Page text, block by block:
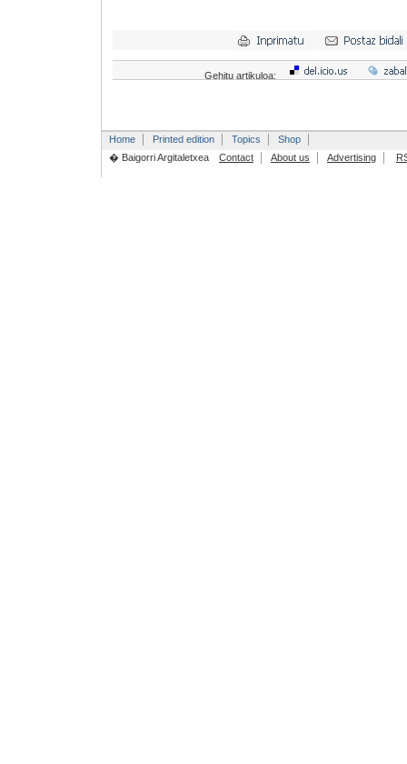
Gehitu artikuloa:
Home Printed edition Topics
Shop
� Baigorri Argitaletxea
Contact About us Advertising